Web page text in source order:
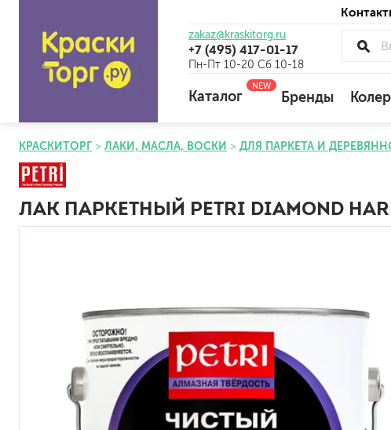
zakaz@kraskitorg.ru
+7 (495) 417-01-17
Пн-Пт 10-20 Сб 10-18
Каталог
NEW
универсальные
универсальные
бетоноконтакт и для сложных
для древесины
по металлу
антикорозийные
под декоративные штукатурки
для гипсокартона
Бренды
КРАСКИТОРГ ЛАКИ, МАСЛА, ВОСКИ ДЛЯ ПАРКЕТА И
ЛАК ПАРКЕТНЫЙ PETRI DIAMOND